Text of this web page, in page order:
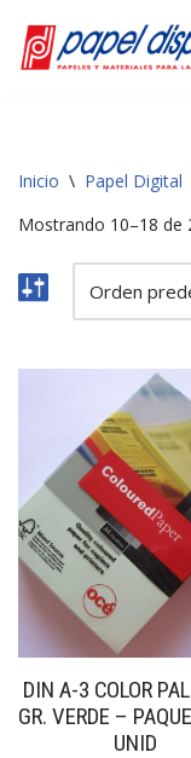
Saltar
Inicio \ Papel Digital
Mostrando 10–18 de
DIN A-3 COLOR
GR. VERDE –
UNID